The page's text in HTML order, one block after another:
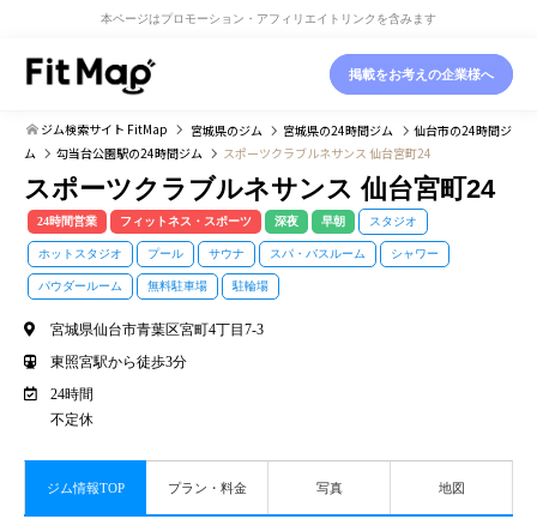
本ページはプロモーション・アフィリエイトリンクを含みます
掲載をお考えの企業様へ
ジム検索サイト FitMap 宮城県のジム 宮城県の24時間ジム 仙台市の24時間ジ
ム
勾当台公園駅の24時間ジム スポーツクラブルネサンス 仙台宮町24
スポーツクラブルネサンス 仙台宮町24
24時間営業 フィットネス・スポーツ 深夜 早朝 スタジオ
ホットスタジオ プール サウナ スパ・バスルーム シャワー
パウダールーム 無料駐車場 駐輪場
宮城県仙台市青葉区宮町4丁目7-3
東照宮駅から徒歩3分
24時間
不定休
ジム情報TOP プラン・料金 写真 地図